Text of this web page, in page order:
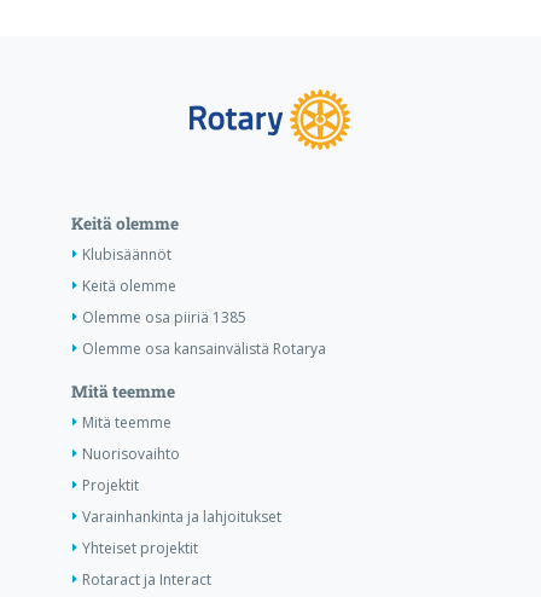
Keitä olemme
Klubisäännöt
Keitä olemme
Olemme osa piiriä 1385
Olemme osa kansainvälistä Rotarya
Mitä teemme
Mitä teemme
Nuorisovaihto
Projektit
Varainhankinta ja lahjoitukset
Yhteiset projektit
Rotaract ja Interact